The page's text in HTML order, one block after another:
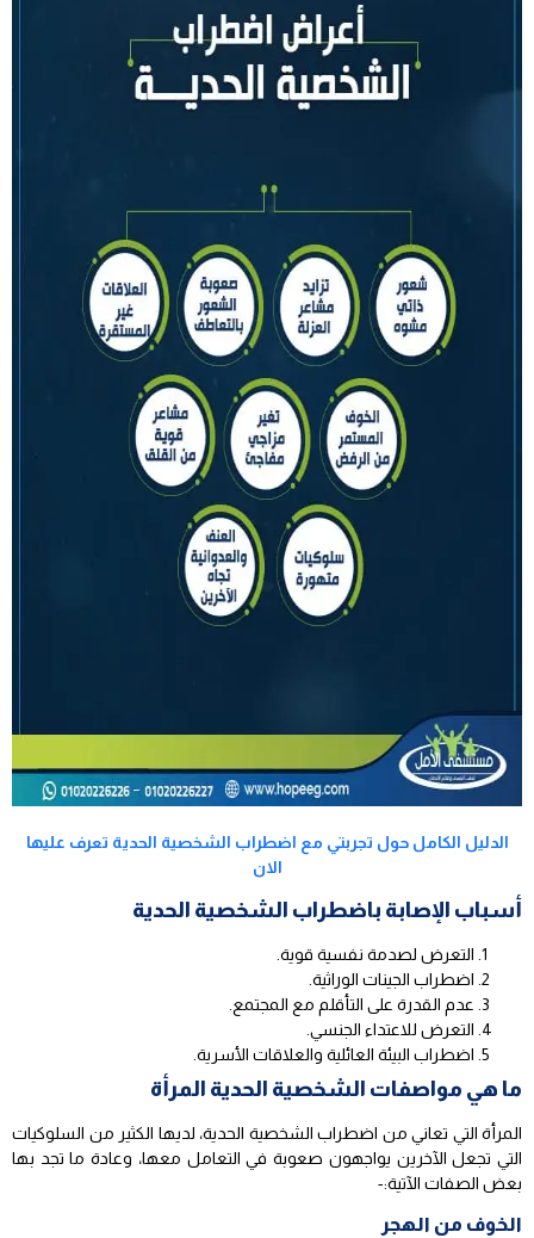
الدليل الكامل حول تجربتي مع اضطراب الشخصية الحدية تعرف عليها
الان
أسباب الإصابة باضطراب الشخصية الحدية
التعرض لصدمة نفسية قوية.
اضطراب الجينات الوراثية.
عدم القدرة على التأقلم مع المجتمع.
التعرض للاعتداء الجنسي.
اضطراب البيئة العائلية والعلاقات الأسرية.
ما هي مواصفات الشخصية الحدية المرأة
المرأة التي تعاني من اضطراب الشخصية الحدية، لديها الكثير من السلوكيات
التي تجعل الآخرين يواجهون صعوبة في التعامل معها، وعادة ما تجد بها
بعض الصفات الآتية:-
الخوف من الهجر